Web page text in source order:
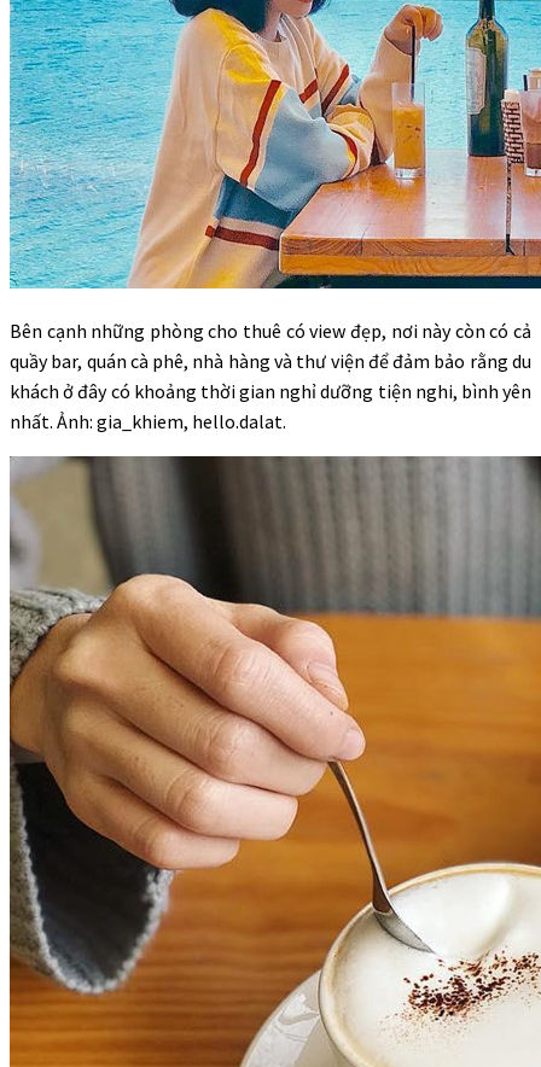
Bên cạnh những phòng cho thuê có view đẹp, nơi này còn có cả
quầy bar, quán cà phê, nhà hàng và thư viện để đảm bảo rằng du
khách ở đây có khoảng thời gian nghỉ dưỡng tiện nghi, bình yên
nhất. Ảnh: gia_khiem, hello.dalat.